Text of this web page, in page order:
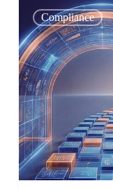
de
Denuncia
–
Compliance
Infalible
2026
Compliance
0